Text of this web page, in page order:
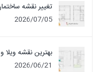
تغییر نقشه
2026/07/05
بهترین نقشه
2026/06/21